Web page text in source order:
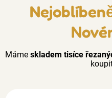
Máme skladem tisíce